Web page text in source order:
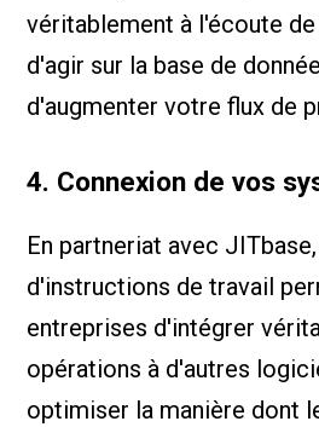
véritablement à l'écoute
d'agir sur la base de
d'augmenter votre flux de
4. Connexion de vos
En partneriat avec
d'instructions de travail
entreprises d'intégrer
opérations à d'autres
optimiser la manière dont